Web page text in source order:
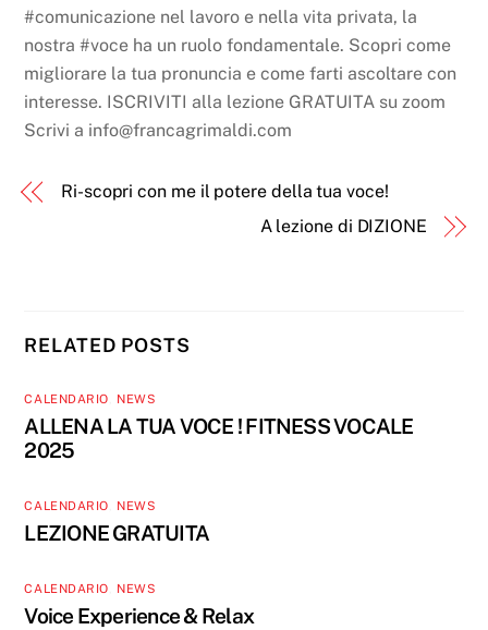
#comunicazione nel lavoro e nella vita privata, la
nostra #voce ha un ruolo fondamentale. Scopri come
migliorare la tua pronuncia e come farti ascoltare con
interesse. ISCRIVITI alla lezione GRATUITA su zoom
Scrivi a info@francagrimaldi.com
Ri-scopri con me il potere della tua voce!
A lezione di DIZIONE
RELATED POSTS
CALENDARIO NEWS
ALLENA LA TUA VOCE ! FITNESS VOCALE
2025
CALENDARIO NEWS
LEZIONE GRATUITA
CALENDARIO NEWS
Voice Experience & Relax